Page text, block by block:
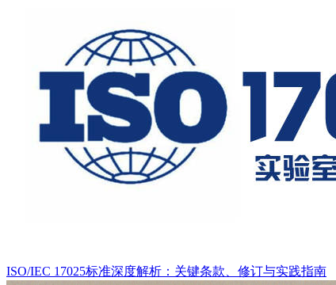
ISO/IEC 17025标准深度解析：关键条款、修订与实践指南